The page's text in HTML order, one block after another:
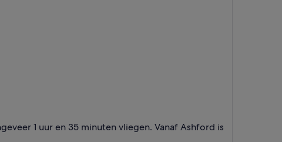
1 uur en 35 minuten vliegen. Vanaf Ashford is